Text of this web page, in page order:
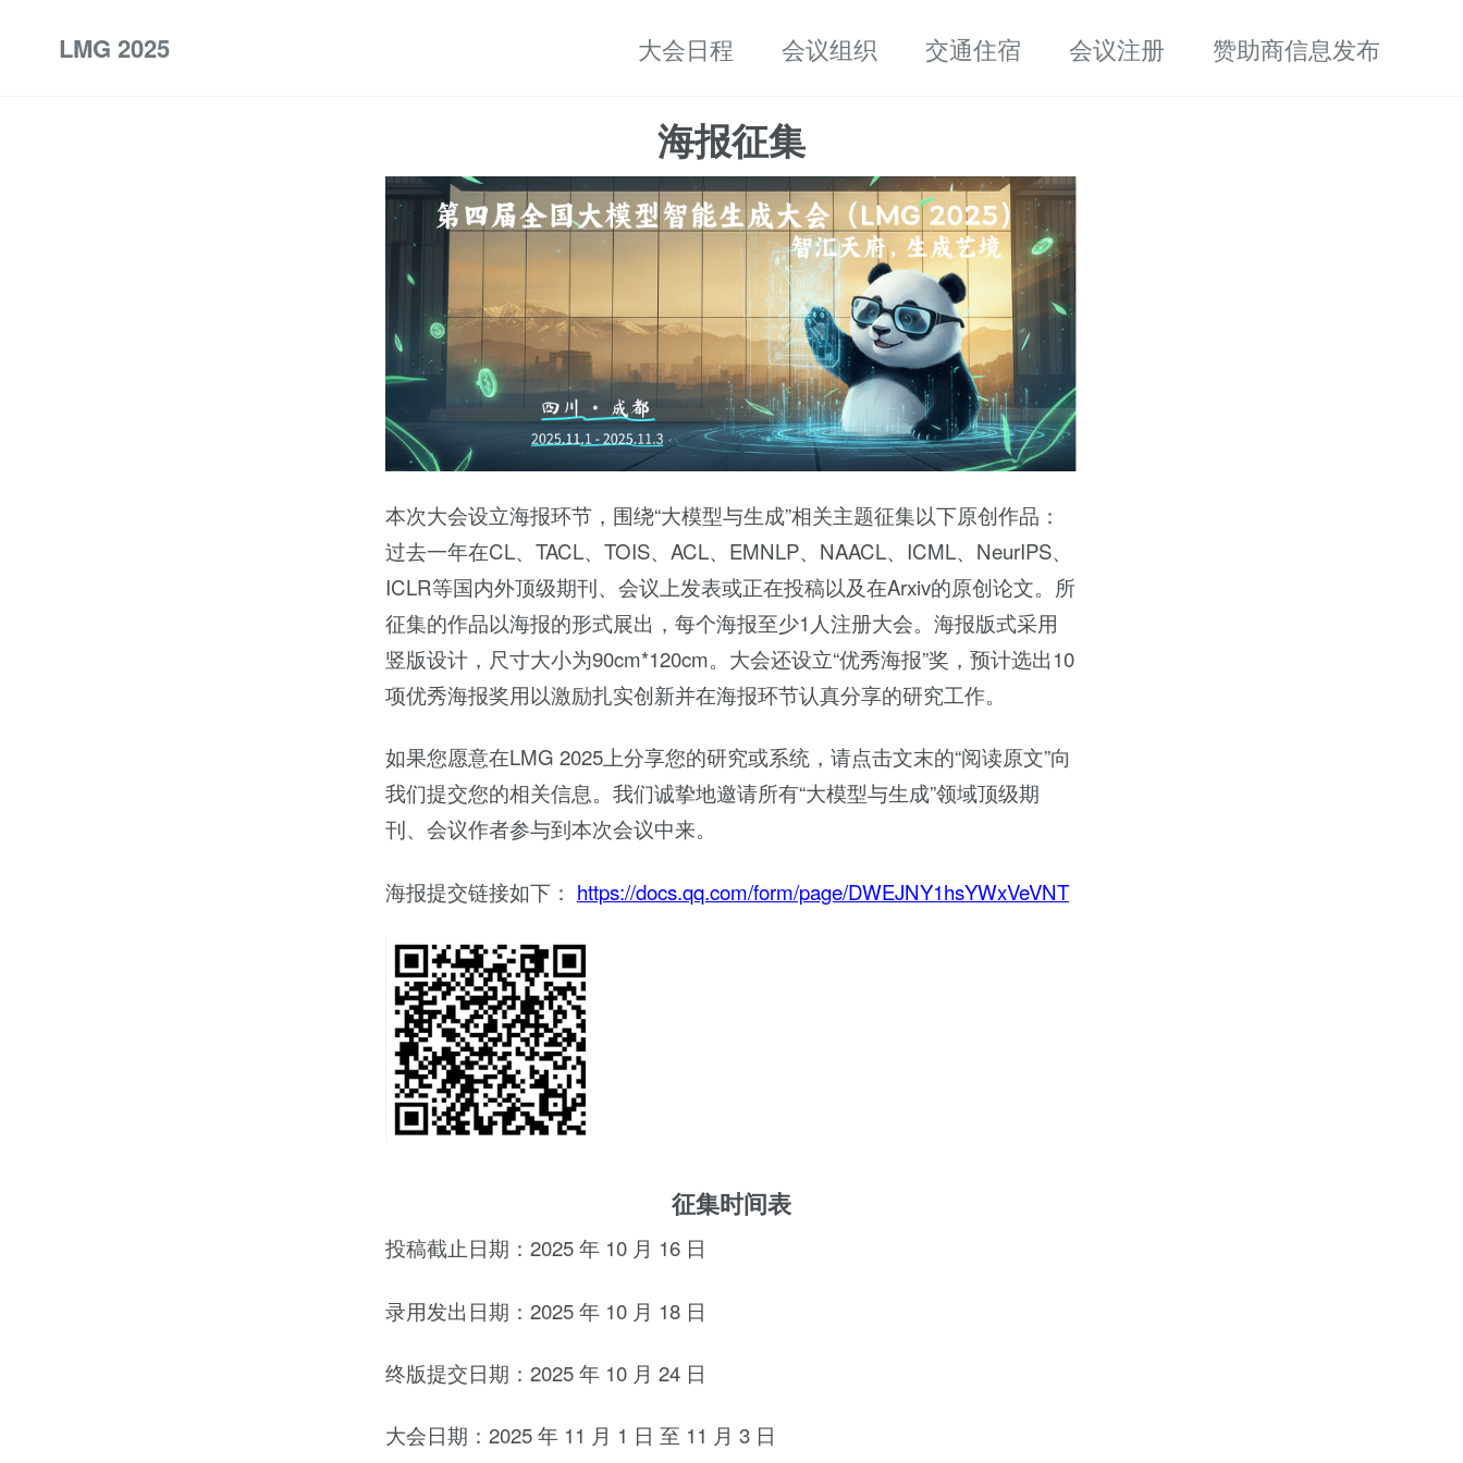
LMG 2025 大会日程 会议组织 交通住宿 会议注册 赞助商信息发布
海报征集
本次大会设立海报环节，围绕“大模型与生成”相关主题征集以下原创作品：
过去一年在CL、TACL、TOIS、ACL、EMNLP、NAACL、ICML、NeurIPS、
ICLR等国内外顶级期刊、会议上发表或正在投稿以及在Arxiv的原创论文。所
征集的作品以海报的形式展出，每个海报至少1人注册大会。海报版式采用
竖版设计，尺寸大小为90cm*120cm。大会还设立“优秀海报”奖，预计选出10
项优秀海报奖用以激励扎实创新并在海报环节认真分享的研究工作。
如果您愿意在LMG 2025上分享您的研究或系统，请点击文末的“阅读原文”向
我们提交您的相关信息。我们诚挚地邀请所有“大模型与生成”领域顶级期
刊、会议作者参与到本次会议中来。
海报提交链接如下： https://docs.qq.com/form/page/DWEJNY1hsYWxVeVNT
征集时间表
投稿截止日期：2025 年 10 月 16 日
录用发出日期：2025 年 10 月 18 日
终版提交日期：2025 年 10 月 24 日
大会日期：2025 年 11 月 1 日 至 11 月 3 日